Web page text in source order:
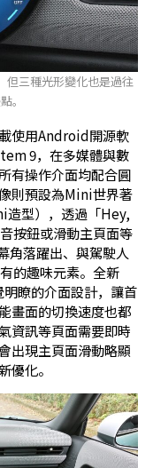
但三種光形變化也是過往
。
使用Android開源軟
9，在多媒體與數
有操作介面均配合圓
則預設為Mini世界著
型），透過「Hey,
按鈕或滑動主頁面等
角落躍出、與駕駛人
的趣味元素。全新
瞭的介面設計，讓首
畫面的切換速度也都
資訊等頁面需要即時
出現主頁面滑動略顯
優化。